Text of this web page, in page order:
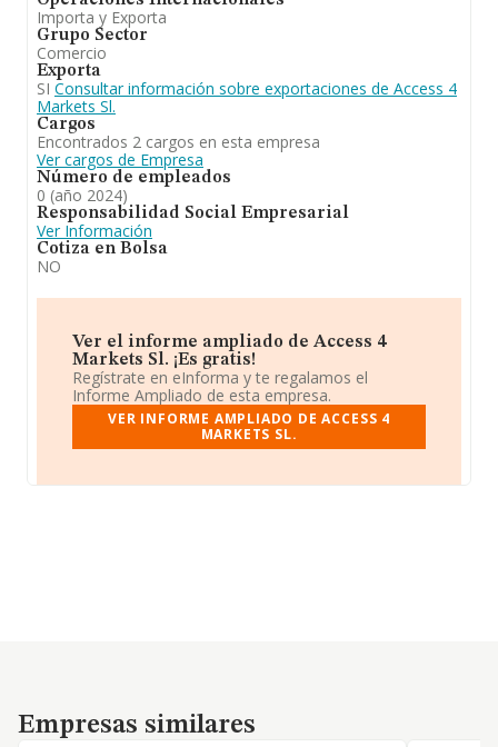
Importa y Exporta
Grupo Sector
Comercio
Exporta
SI Consultar información sobre exportaciones de Access 4
Markets Sl.
Cargos
Encontrados 2 cargos en esta empresa
Ver cargos de Empresa
Número de empleados
0 (año 2024)
Responsabilidad Social Empresarial
Ver Información
Cotiza en Bolsa
NO
Ver el informe ampliado de Access 4
Markets Sl. ¡Es gratis!
Regístrate en eInforma y te regalamos el
Informe Ampliado de esta empresa.
VER INFORME AMPLIADO DE ACCESS 4
MARKETS SL.
Empresas similares
Empresas similares